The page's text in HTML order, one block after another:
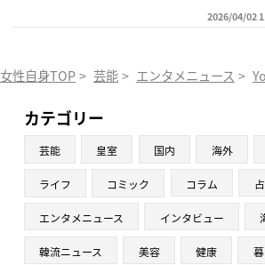
2026/04/02
女性自身TOP > 芸能 > エンタメニュース >
カテゴリー
芸能 皇室 国内 海外
ライフ コミック コラム
エンタメニュース インタビュー
韓流ニュース 美容 健康